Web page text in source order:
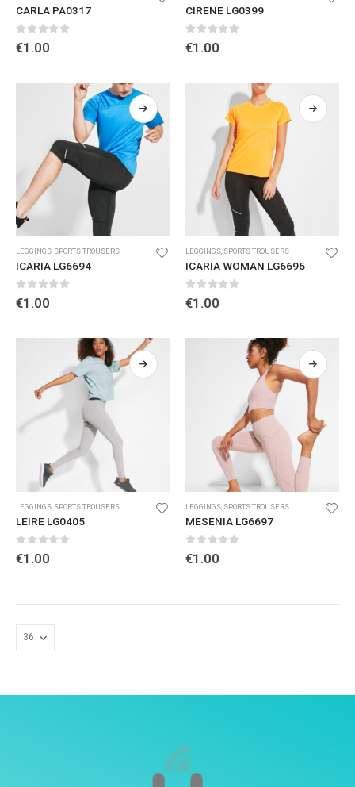
CARLA PA0317
0out of 5
€1.00
CIRENE LG0399
0out of 5
€1.00
LEGGINGS, SPORTS TROUSERS
ICARIA LG6694
0out of 5
€1.00
LEGGINGS, SPORTS TROUSERS
ICARIA WOMAN LG6695
0out of 5
€1.00
LEGGINGS SPORTS TROUSERS
LEIRE LG0405
0 out of 5
€1.00
LEGGINGS SPORTS TROUSERS
MESENIA LG6697
0 out of 5
€1.00